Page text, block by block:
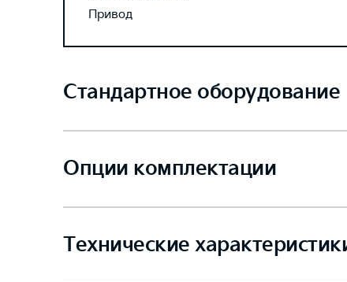
Привод
Стандартное оборудование
Опции комплектации
Технические